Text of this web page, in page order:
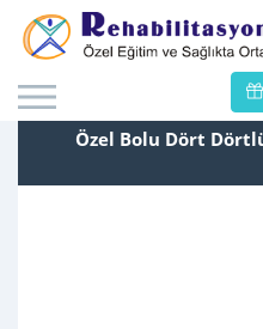
Özel Bolu Dört